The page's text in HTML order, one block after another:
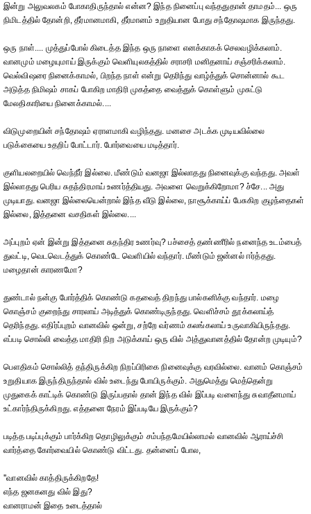
இன்று அலுவலகம் போகாதிருந்தால் என்ன? இந்த நினைப்பு வந்ததுதான் தாமதம்... ஒரு
நிமிடத்தில் தோன்றி, தீர்மானமாகி, தீர்மானம் உறுதியான போது சந்தோஷமாக இருந்தது.
ஒரு நாள்.... முத்துப்போல் கிடைத்த இந்த ஒரு நாளை எனக்காகக் செலவழிக்கலாம்.
வானமும் மழையுமாய் இருக்கும் வெளியுலகத்தில் சராசரி மனிதனாய் சஞ்சரிக்கலாம்.
வெல்விஷரை நினைக்காமல், பிறந்த நாள் என்று தெரிந்து வாழ்த்துக் சொன்னால் கூட
அடுத்த நிமிஷம் சாகப் போகிற மாதிரி முகத்தை வைத்துக் கொள்ளும் முசுட்டு
மேலதிகாரியை நினைக்காமல்....
விடுமுறையின் சந்தோஷம் ஏராளமாகி வழிந்தது. மனசை அடக்க முடியவில்லை
படுக்கையை உதறிப் போட்டார். போர்வையை மடித்தார்.
குளியலறையில் வெந்நீர் இல்லை. மீண்டும் வனஜா இல்லாதது நினைவுக்கு வந்தது. அவள்
இல்லாதது பெரிய சுதந்திரமாய் உணர்த்தியது. அவளை வெறுக்கிறோமா? ச்சே... அது
முடியாது. வனஜா இல்லையென்றால் இந்த வீடு இல்லை, நாசூக்காய்ப் பேசுகிற குழந்தைகள்
இல்லை, இத்தனை வசதிகள் இல்லை....
அப்புறம் ஏன் இன்று இத்தனை சுதந்திர உணர்வு? பச்சைத் தண்ணீரில் நனைந்த உடம்பைத்
துவட்டி, வெடவெடத்துக் கொண்டே வெளியில் வந்தார். மீண்டும் ஜன்னல் ஈர்த்தது.
மழைதான் காரணமோ?
துண்டால் நன்கு போர்த்திக் கொண்டு கதவைத் திறந்து பால்கனிக்கு வந்தார். மழை
கொஞ்சம் குறைந்து சாரலாய் அடித்துக் கொண்டிருந்தது. வெளிச்சம் தூக்கலாய்த்
தெரிந்தது. எதிர்ப்புறம் வானவில் ஒன்று, சற்றே வர்ணம் கலங்கலாய் உருவாகியிருந்தது.
எப்படி சொல்லி வைத்த மாதிரி நிற அடுக்காய் ஒரு வில் அத்துவானத்தில் தோன்ற முடியும்?
பௌதிகம் சொல்லித் தந்திருக்கிற நிறப்பிரிகை நினைவுக்கு வரவில்லை. வானம் கொஞ்சம்
உறுதியாக இருந்திருந்தால் வில் உடைந்து போயிருக்கும். அதுமெத்து மெத்தென்று
முதுகைக் காட்டிக் கொண்டு இருப்பதால் தான் இந்த வில் இப்படி வளைந்து சுவாதீனமாய்
உட்கார்ந்திருக்கிறது. எத்தனை நேரம் இப்படியே இருக்கும்?
படித்த படிப்புக்கும் பார்க்கிற தொழிலுக்கும் சம்பந்தமேயில்லாமல் வானவில் ஆராய்ச்சி
வார்த்தை கோர்வையில் கொண்டு விட்டது. தன்னைப் போல,
''வானவில் காத்திருக்கிறதே!
எந்த ஜனகனது வில் இது?
வானராமன் இதை உடைத்தால்